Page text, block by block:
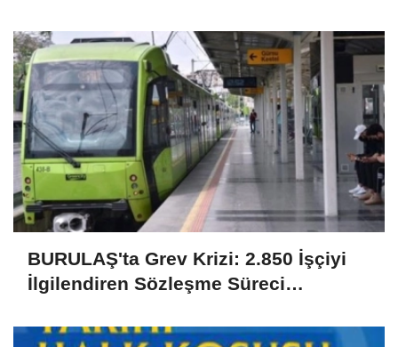
BURULAŞ'ta Grev Krizi: 2.850 İşçiyi
İlgilendiren Sözleşme Süreci